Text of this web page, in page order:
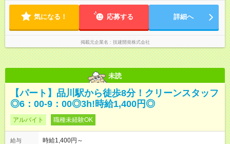
は要相談）
気になる！ 応募する 詳細へ
掲載元企業名 技建開発株式会社
未読
【パート】品川駅から徒歩8分！クリーンスタッフ
◎6：00-9：00◎3h!時給1,400円◎
アルバイト 職種未経験OK
給与
時給1,400円～